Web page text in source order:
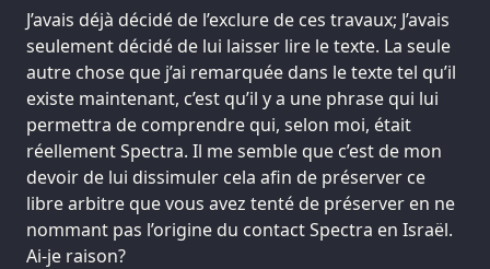
J’avais déjà décidé de l’exclure de ces travaux; J’avais
seulement décidé de lui laisser lire le texte. La seule
autre chose que j’ai remarquée dans le texte tel qu’il
existe maintenant, c’est qu’il y a une phrase qui lui
permettra de comprendre qui, selon moi, était
réellement Spectra. Il me semble que c’est de mon
devoir de lui dissimuler cela afin de préserver ce
libre arbitre que vous avez tenté de préserver en ne
nommant pas l’origine du contact Spectra en Israël.
Ai-je raison?